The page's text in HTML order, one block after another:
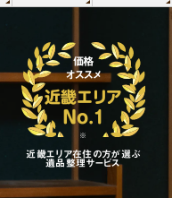
近畿エリア在住の方が選ぶ
遺品整理サービス
価格
オススメ
近畿エリア
No.1
※